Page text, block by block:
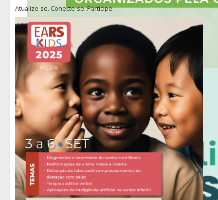
Atualize-se. Conecte-se. Participe.